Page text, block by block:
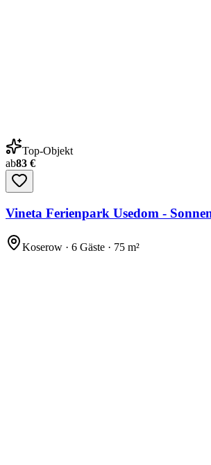
Top-Objekt
ab83 €
Vineta Ferienpark Usedom -
Koserow · 6 Gäste · 75 m²